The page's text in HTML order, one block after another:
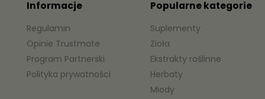
Informacje
Regulamin
Opinie Trustmate
Program Partnerski
Polityka prywatności
Popularne kategorie
Suplementy
Zioła
Ekstrakty roślinne
Herbaty
Miody